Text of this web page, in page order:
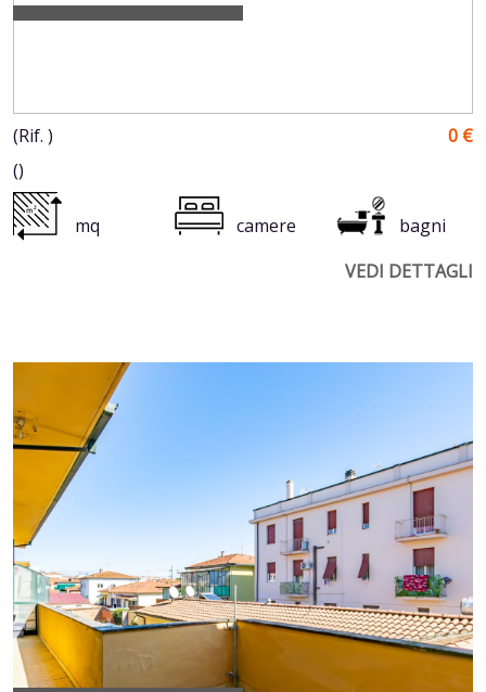
(Rif. )
0 €
()
mq camere
bagni
VEDI DETTAGLI